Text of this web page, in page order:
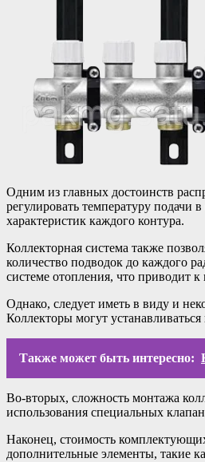
Одним из главных достоинств
регулировать температуру подачи
характеристик каждого контура.
Коллекторная система также
количество подводок до каждого
системе отопления, что приводит
Однако, следует иметь в виду и
Коллекторы могут
Также может быть интересно:
Во-вторых, сложность монтажа
использования специальных
Наконец, стоимость
дополнительные элементы, такие